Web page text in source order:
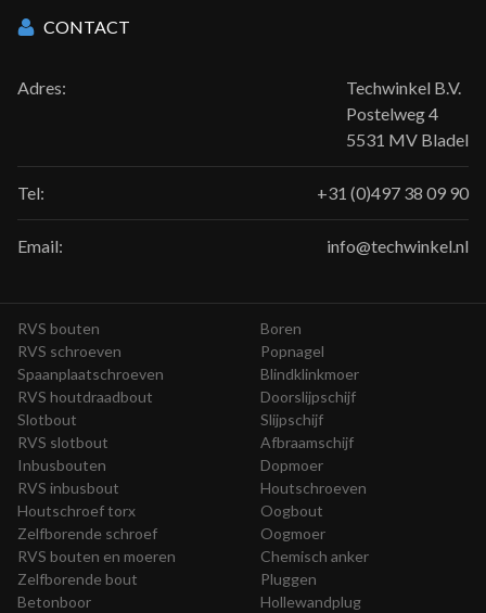
CONTACT
Adres:
Techwinkel B.V.
Postelweg 4
5531 MV Bladel
Tel: +31 (0)497 38 09 90
Email: info@techwinkel.nl
RVS bouten
RVS schroeven
Spaanplaatschroeven
RVS houtdraadbout
Slotbout
RVS slotbout
Inbusbouten
RVS inbusbout
Houtschroef torx
Zelfborende schroef
RVS bouten en moeren
Zelfborende bout
Betonboor
Boren
Popnagel
Blindklinkmoer
Doorslijpschijf
Slijpschijf
Afbraamschijf
Dopmoer
Houtschroeven
Oogbout
Oogmoer
Chemisch anker
Pluggen
Hollewandplug